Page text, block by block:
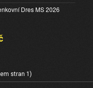
Dres MS 2026
stran 1)